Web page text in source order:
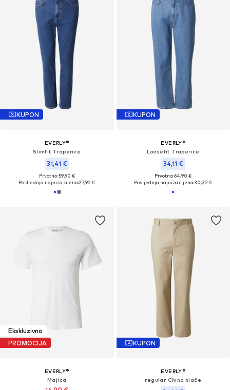
KUPON
EVERLY®
Slimfit Traperice
31,41 €
Prvotno: 59,90 €
Posljednja najniža cijena:27,92 €
KUPON
EVERLY®
Loosefit Traperice
34,11 €
Prvotno: 64,90 €
Posljednja najniža cijena:30,32 €
Ekskluzivno
PROMOCIJA
EVERLY®
Majica
KUPON
EVERLY®
regular Chino hlače